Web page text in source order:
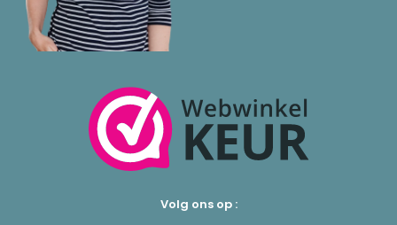
Volg ons op :